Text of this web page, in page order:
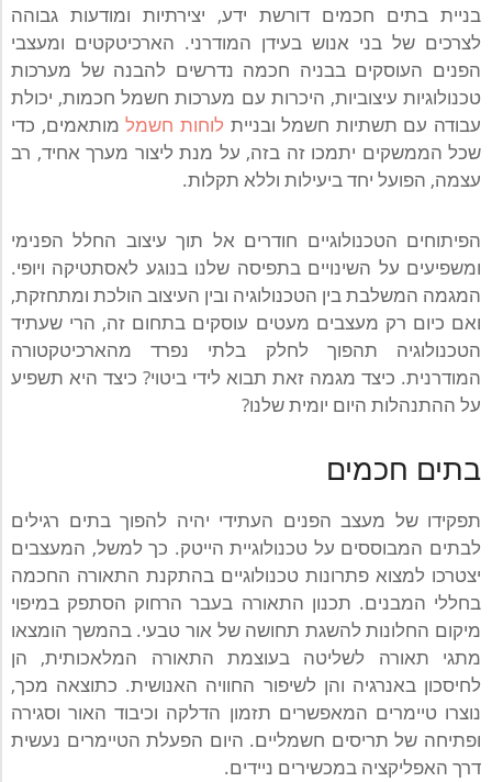
בניית בתים חכמים דורשת ידע, יצירתיות ומודעות גבוהה
לצרכים של בני אנוש בעידן המודרני. הארכיטקטים ומעצבי
הפנים העוסקים בבניה חכמה נדרשים להבנה של מערכות
טכנולוגיות עיצוביות, היכרות עם מערכות חשמל חכמות, יכולת
עבודה עם תשתיות חשמל ובניית לוחות חשמלמותאמים, כדי
שכל הממשקים יתמכו זה בזה, על מנת ליצור מערך אחיד, רב
עצמה, הפועל יחד ביעילות וללא תקלות.
הפיתוחים הטכנולוגיים חודרים אל תוך עיצוב החלל הפנימי
ומשפיעים על השינויים בתפיסה שלנו בנוגע לאסתטיקה ויופי.
המגמה המשלבת בין הטכנולוגיה ובין העיצוב הולכת ומתחזקת,
ואם כיום רק מעצבים מעטים עוסקים בתחום זה, הרי שעתיד
הטכנולוגיה תהפוך לחלק בלתי נפרד מהארכיטקטורה
המודרנית. כיצד מגמה זאת תבוא לידי ביטוי? כיצד היא תשפיע
על ההתנהלות היום יומית שלנו?
בתים חכמים
תפקידו של מעצב הפנים העתידי יהיה להפוך בתים רגילים
לבתים המבוססים על טכנולוגיית הייטק. כך למשל, המעצבים
יצטרכו למצוא פתרונות טכנולוגיים בהתקנת התאורה החכמה
בחללי המבנים. תכנון התאורה בעבר הרחוק הסתפק במיפוי
מיקום החלונות להשגת תחושה של אור טבעי. בהמשך הומצאו
מתגי תאורה לשליטה בעוצמת התאורה המלאכותית, הן
לחיסכון באנרגיה והן לשיפור החוויה האנושית. כתוצאה מכך,
נוצרו טיימרים המאפשרים תזמון הדלקה וכיבוד האור וסגירה
ופתיחה של תריסים חשמליים. היום הפעלת הטיימרים נעשית
דרך האפליקציה במכשירים ניידים.